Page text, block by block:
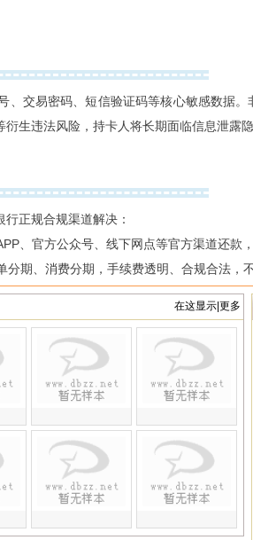
交易密码、短信验证码等核心敏感数据
生违法风险，持卡人将长期面临信息泄露隐
正规合规渠道解决：
、官方公众号、线下网点等官方渠道还款
期、消费分期，手续费透明、合规合法，
在这显示|更多